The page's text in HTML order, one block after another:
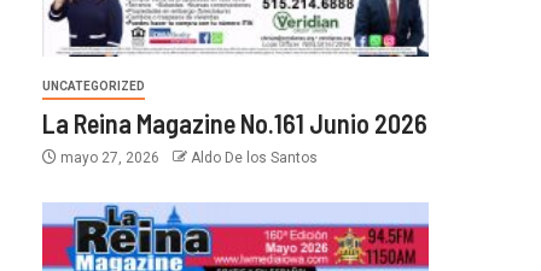
UNCATEGORIZED
La Reina Magazine No.161 Junio 2026
mayo 27, 2026 Aldo De los Santos